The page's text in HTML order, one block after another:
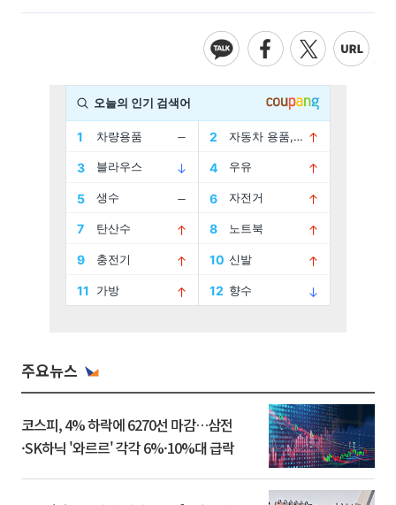
주요뉴스
코스피, 4% 하락에 6270선 마감…삼전
·SK하닉 '와르르' 각각 6%·10%대 급락